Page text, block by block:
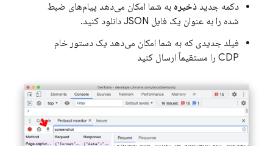
دکمه جدید ذخیره به شما امکان می‌دهد پیام‌های ضبط
شده را به عنوان یک فایل JSON دانلود کنید.
فیلد جدیدی که به شما امکان می‌دهد یک دستور خام
CDP را مستقیماً ارسال کنید